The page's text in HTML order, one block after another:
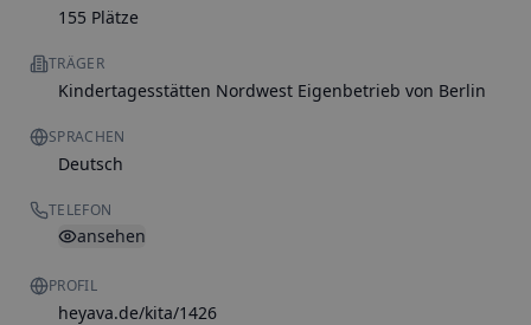
155 Plätze
TRÄGER
Kindertagesstätten Nordwest Eigenbetrieb von Berlin
SPRACHEN
Deutsch
TELEFON
ansehen
PROFIL
heyava.de/kita/1426